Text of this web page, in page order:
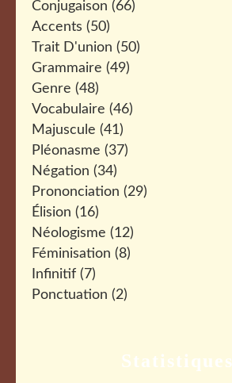
Conjugaison (66)
Accents (50)
Trait D'union (50)
Grammaire (49)
Genre (48)
Vocabulaire (46)
Majuscule (41)
Pléonasme (37)
Négation (34)
Prononciation (29)
Élision (16)
Néologisme (12)
Féminisation (8)
Infinitif (7)
Ponctuation (2)
Statistiques